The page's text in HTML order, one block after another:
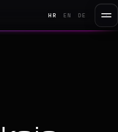
HR EN DE